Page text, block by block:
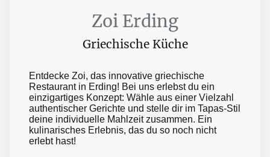
Zoi Erding
Griechische Küche
Entdecke Zoi, das innovative griechische
Restaurant in Erding! Bei uns erlebst du ein
einzigartiges Konzept: Wähle aus einer Vielzahl
authentischer Gerichte und stelle dir im Tapas-Stil
deine individuelle Mahlzeit zusammen. Ein
kulinarisches Erlebnis, das du so noch nicht
erlebt hast!